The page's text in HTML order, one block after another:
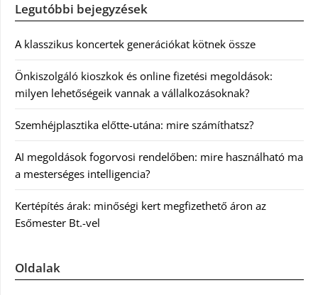
Legutóbbi bejegyzések
A klasszikus koncertek generációkat kötnek össze
Önkiszolgáló kioszkok és online fizetési megoldások:
milyen lehetőségeik vannak a vállalkozásoknak?
Szemhéjplasztika előtte-utána: mire számíthatsz?
AI megoldások fogorvosi rendelőben: mire használható ma
a mesterséges intelligencia?
Kertépítés árak: minőségi kert megfizethető áron az
Esőmester Bt.-vel
Oldalak